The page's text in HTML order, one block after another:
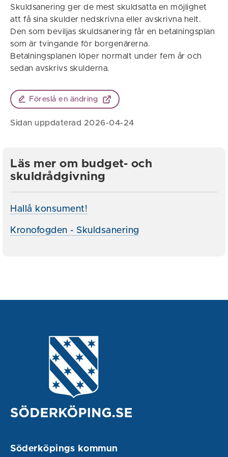
Skuldsanering ger de mest skuldsatta en möjlighet
att få sina skulder nedskrivna eller avskrivna helt.
Den som beviljas skuldsanering får en betalningsplan
som är tvingande för borgenärerna.
Betalningsplanen löper normalt under fem år och
sedan avskrivs skulderna.
Föreslå en ändring
Sidan uppdaterad 2026-04-24
Läs mer om budget- och
skuldrådgivning
Hallå konsument!
Kronofogden - Skuldsanering
Söderköpings kommun